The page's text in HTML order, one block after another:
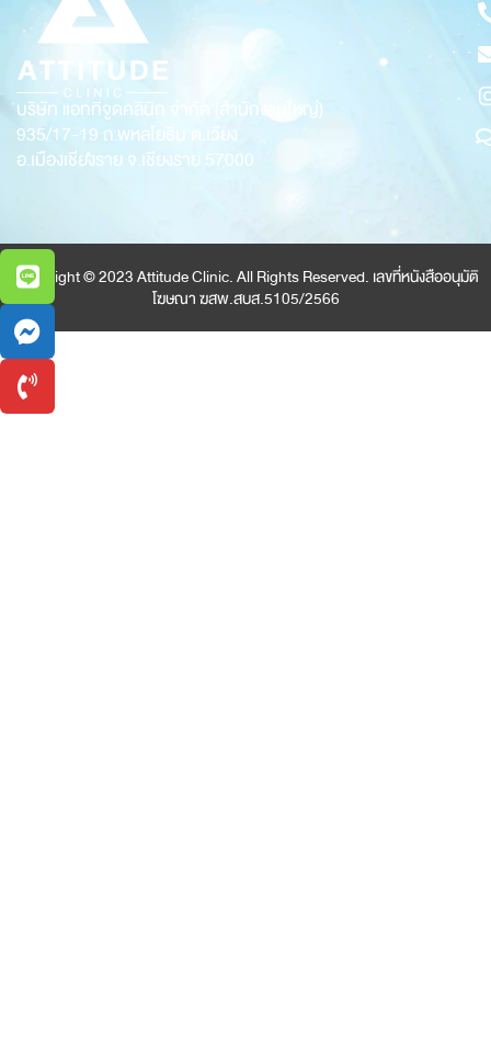
บริษัท แอททิจูดคลินิก จำกัด (สำนักงานใหญ่)
935/17-19 ถ.พหลโยธิน ต.เวียง
อ.เมืองเชียงราย จ.เชียงราย 57000
Copyright © 2023 Attitude Clinic. All Rights Reserved. เลขที่หนังสืออนุมัติ
โฆษณา ฆสพ.สบส.5105/2566